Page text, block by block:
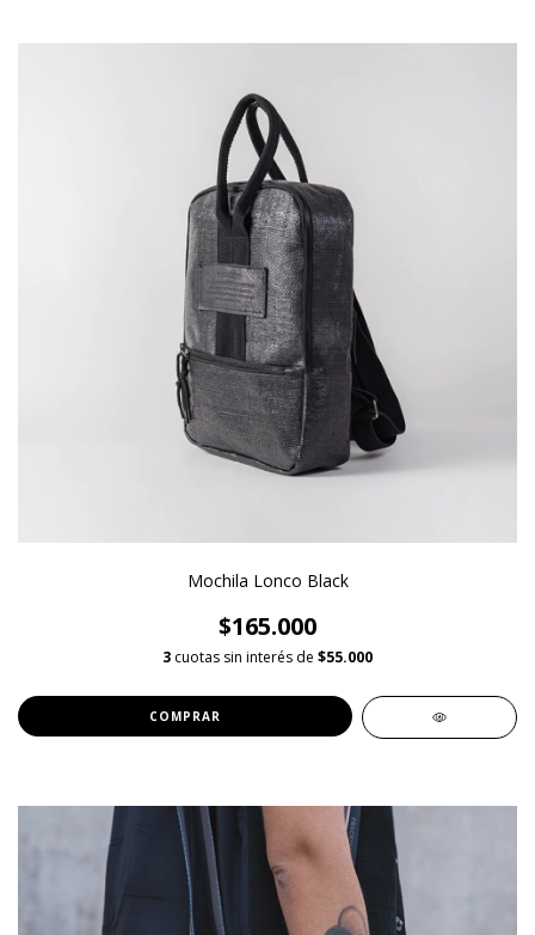
Mochila Lonco Black
$165.000
3 cuotas sin interés de $55.000
COMPRAR